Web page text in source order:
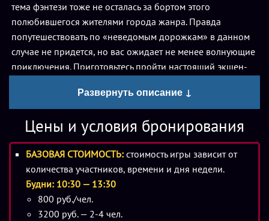
тема фэнтези тоже не осталась за бортом этого
полюбившегося жителями города жанра. Правда
попутешествовать по «неведомым дорожкам» в данном
случае не придется, но вас ожидает не менее волнующие
приключения. Приготовьтесь пройти настоящий экшен-
профессиональных актеров.
Итак, игрокам предложено превратиться в команду
искателей приключений. Вы оказались в мире фэнтези.
Перед вами стоит задача, заключающаяся в
освобождении из мрачных казематов старинной тюрьмы
заключенного, который томится здесь уже много лет. Это
могущественный колдун, а заточен он незаслуженно.
Развернуть описание ↓
Цены и условия бронирования
БАЗОВАЯ СТОИМОСТЬ: стоимость игры зависит от
количества участников, времени и дня недели.
Будни: 10:30 — 13:30
800 руб./чел.
3200 руб. — 2-4 чел.